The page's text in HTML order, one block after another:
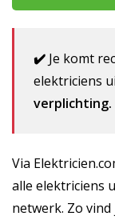
✔️ Je komt
elektriciens
verplichting.
Via
alle elektriciens
netwerk. Zo